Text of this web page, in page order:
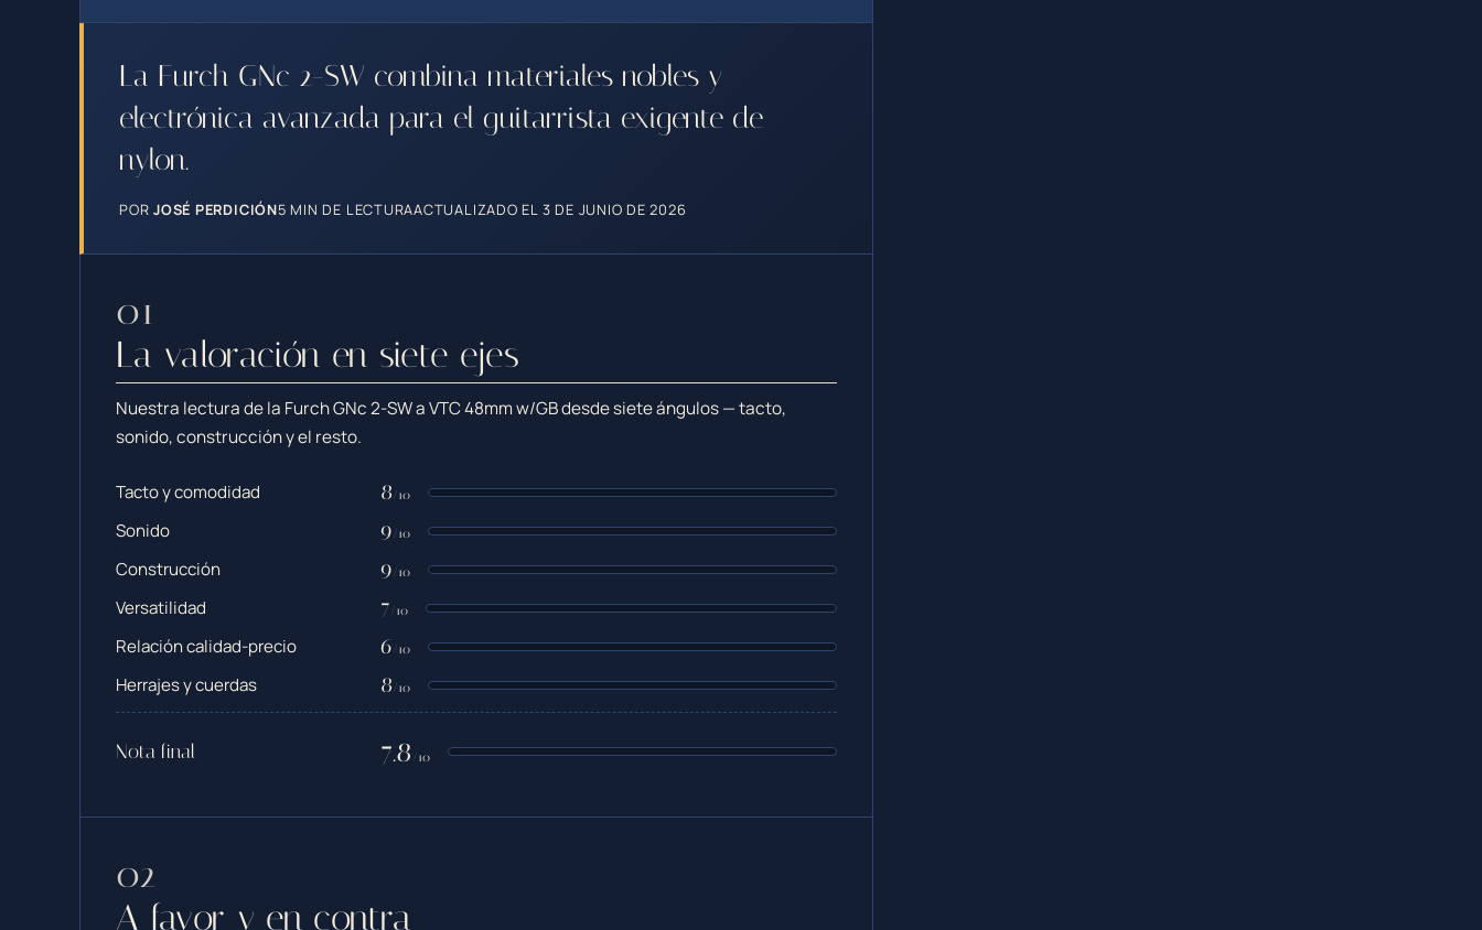
La Furch GNc 2-SW combina materiales nobles y
electrónica avanzada para el guitarrista exigente de
nylon.
PORJOSÉ PERDICIÓN5 MIN DE LECTURAACTUALIZADO EL 3 DE JUNIO DE 2026
La valoración en siete ejes
Nuestra lectura de la Furch GNc 2-SW a VTC 48mm w/GB desde siete ángulos — tacto,
sonido, construcción y el resto.
Tacto y comodidad 8/10
Sonido 9/10
Construcción 9/10
Versatilidad 7/10
Relación calidad-precio 6/10
Herrajes y cuerdas 8/10
Nota final 7.8 /10
A favor y en contra